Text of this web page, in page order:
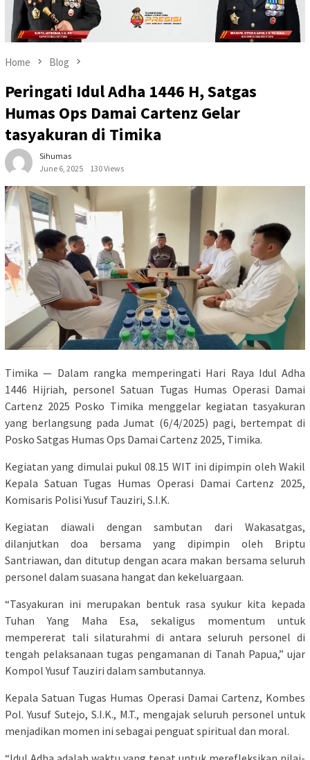
Home Blog
Peringati Idul Adha 1446 H, Satgas
Humas Ops Damai Cartenz Gelar
tasyakuran di Timika
Sihumas
June 6, 2025
130 Views
Timika — Dalam rangka memperingati Hari Raya Idul Adha
1446 Hijriah, personel Satuan Tugas Humas Operasi Damai
Cartenz 2025 Posko Timika menggelar kegiatan tasyakuran
yang berlangsung pada Jumat (6/4/2025) pagi, bertempat di
Posko Satgas Humas Ops Damai Cartenz 2025, Timika.
Kegiatan yang dimulai pukul 08.15 WIT ini dipimpin oleh Wakil
Kepala Satuan Tugas Humas Operasi Damai Cartenz 2025,
Komisaris Polisi Yusuf Tauziri, S.I.K.
Kegiatan diawali dengan sambutan dari Wakasatgas,
dilanjutkan doa bersama yang dipimpin oleh Briptu
Santriawan, dan ditutup dengan acara makan bersama seluruh
personel dalam suasana hangat dan kekeluargaan.
“Tasyakuran ini merupakan bentuk rasa syukur kita kepada
Tuhan Yang Maha Esa, sekaligus momentum untuk
mempererat tali silaturahmi di antara seluruh personel di
tengah pelaksanaan tugas pengamanan di Tanah Papua,” ujar
Kompol Yusuf Tauziri dalam sambutannya.
Kepala Satuan Tugas Humas Operasi Damai Cartenz, Kombes
Pol. Yusuf Sutejo, S.I.K., M.T., mengajak seluruh personel untuk
menjadikan momen ini sebagai penguat spiritual dan moral.